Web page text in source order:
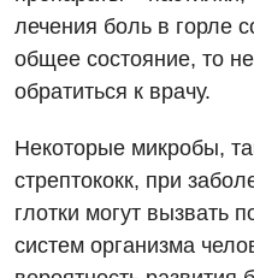
Медицинская
Неврология
Ортопедия и
Оториноларингология
лечения боль в горле
общее состояние, то
обратиться к врачу.
Некоторые микробы,
стрептококк, при
глотки могут вызвать
систем организма